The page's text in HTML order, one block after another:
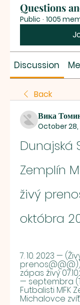
Questions
Public · 1005
Discussion
Back
Вика
October 28,
Dunajská
Zemplín
živý
októbra
7. 10. 2023 —
zápas živý
— septembra
Futbalisti MFK
Michalovce